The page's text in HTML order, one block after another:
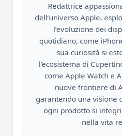
Redattrice
dell’universo Apple,
l’evoluzione dei
quotidiano, come
sua curiosità si
l’ecosistema di
come Apple Watch e
nuove frontiere di
garantendo una visione
ogni prodotto si
nella vita